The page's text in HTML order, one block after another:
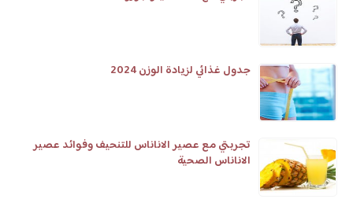
جدول غذائي لزيادة الوزن 2024
تجربتي مع عصير الاناناس للتنحيف وفوائد عصير
الاناناس الصحية